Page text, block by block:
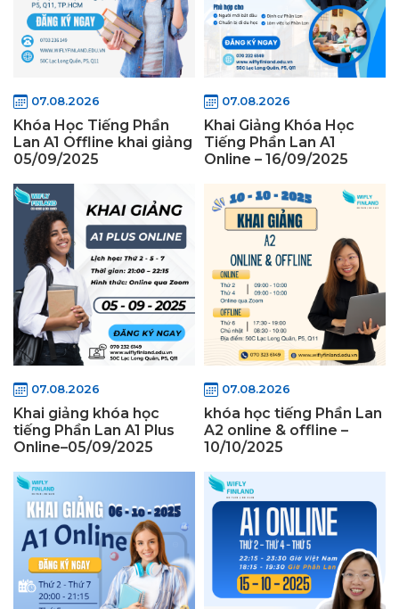
07.08.2026
Khóa Học Tiếng Phần
Lan A1 Offline khai giảng
05/09/2025
07.08.2026
Khai Giảng Khóa Học
Tiếng Phần Lan A1
Online – 16/09/2025
07.08.2026
Khai giảng khóa học
tiếng Phần Lan A1 Plus
Online–05/09/2025
07.08.2026
khóa học tiếng Phần Lan
A2 online & offline –
10/10/2025